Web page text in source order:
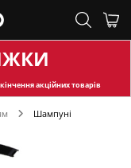
акційних товарів
Шампуні